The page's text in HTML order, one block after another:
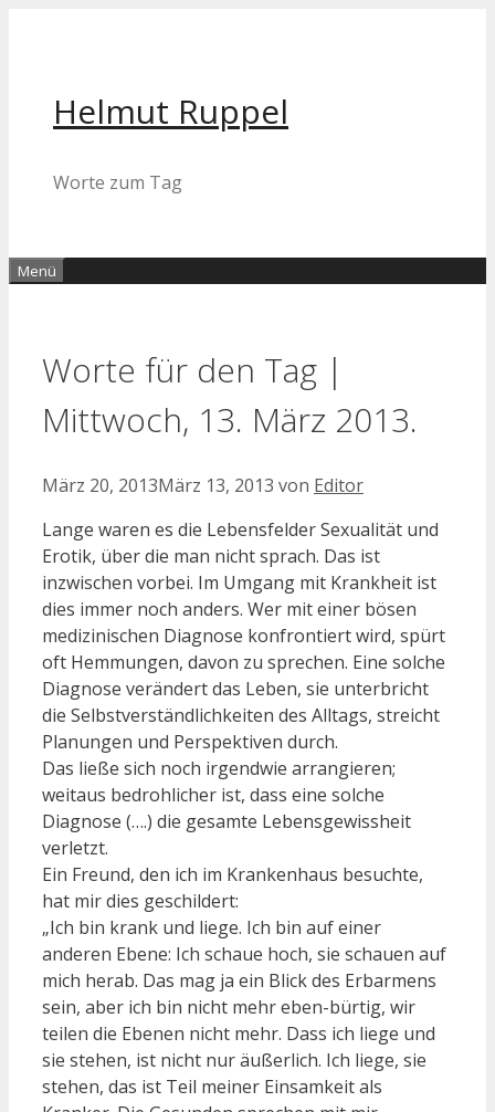
Helmut Ruppel
Worte zum Tag
Menü
Worte für den Tag |
Mittwoch, 13. März 2013.
März 20, 2013März 13, 2013 von Editor
Lange waren es die Lebensfelder Sexualität und
Erotik, über die man nicht sprach. Das ist
inzwischen vorbei. Im Umgang mit Krankheit ist
dies immer noch anders. Wer mit einer bösen
medizinischen Diagnose konfrontiert wird, spürt
oft Hemmungen, davon zu sprechen. Eine solche
Diagnose verändert das Leben, sie unterbricht
die Selbstverständlichkeiten des Alltags, streicht
Planungen und Perspektiven durch.
Das ließe sich noch irgendwie arrangieren;
weitaus bedrohlicher ist, dass eine solche
Diagnose (….) die gesamte Lebensgewissheit
verletzt.
Ein Freund, den ich im Krankenhaus besuchte,
hat mir dies geschildert:
„Ich bin krank und liege. Ich bin auf einer
anderen Ebene: Ich schaue hoch, sie schauen auf
mich herab. Das mag ja ein Blick des Erbarmens
sein, aber ich bin nicht mehr eben-bürtig, wir
teilen die Ebenen nicht mehr. Dass ich liege und
sie stehen, ist nicht nur äußerlich. Ich liege, sie
stehen, das ist Teil meiner Einsamkeit als